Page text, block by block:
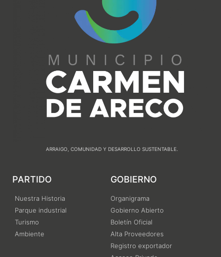
ARRAIGO, COMUNIDAD Y DESARROLLO SUSTENTABLE.
PARTIDO
Nuestra Historia
Parque industrial
Turismo
Ambiente
GOBIERNO
Organigrama
Gobierno Abierto
Boletín Oficial
Alta Proveedores
Registro exportador